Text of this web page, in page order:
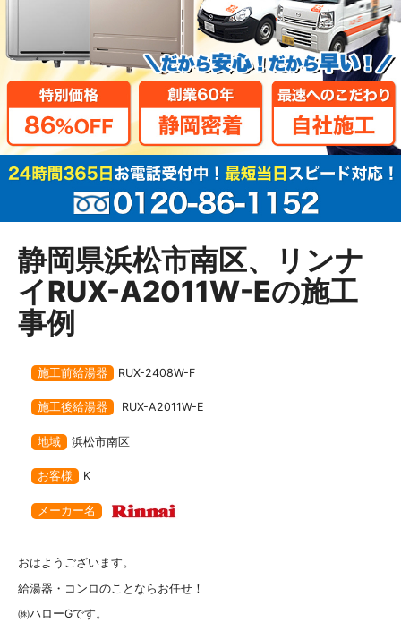
静岡県浜松市南区、リンナ
イRUX-A2011W-Eの施工
事例
施工前給湯器 RUX-2408W-F
施工後給湯器 RUX-A2011W-E
地域 浜松市南区
お客様 K
メーカー名
おはようございます。
給湯器・コンロのことならお任せ！
㈱ハローGです。